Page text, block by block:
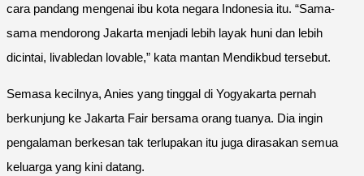
cara pandang mengenai ibu kota negara Indonesia itu. “Sama-
sama mendorong Jakarta menjadi lebih layak huni dan lebih
dicintai, livabledan lovable,” kata mantan Mendikbud tersebut.
Semasa kecilnya, Anies yang tinggal di Yogyakarta pernah
berkunjung ke Jakarta Fair bersama orang tuanya. Dia ingin
pengalaman berkesan tak terlupakan itu juga dirasakan semua
keluarga yang kini datang.